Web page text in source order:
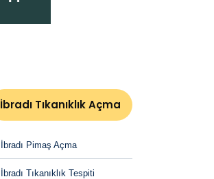
İbradı Tıkanıklık Açma
İbradı Pimaş Açma
İbradı Tıkanıklık Tespiti